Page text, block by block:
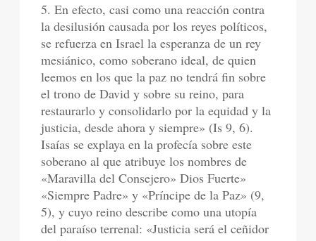
5. En efecto, casi como una reacción contra
la desilusión causada por los reyes políticos,
se refuerza en Israel la esperanza de un rey
mesiánico, como soberano ideal, de quien
leemos en los que la paz no tendrá fin sobre
el trono de David y sobre su reino, para
restaurarlo y consolidarlo por la equidad y la
justicia, desde ahora y siempre» (Is 9, 6).
Isaías se explaya en la profecía sobre este
soberano al que atribuye los nombres de
«Maravilla del Consejero» Dios Fuerte»
«Siempre Padre» y «Príncipe de la Paz» (9,
5), y cuyo reino describe como una utopía
del paraíso terrenal: «Justicia será el ceñidor